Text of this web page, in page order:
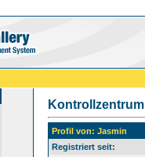
Kontrollzentrum
Profil von: Jasmin
Registriert seit: